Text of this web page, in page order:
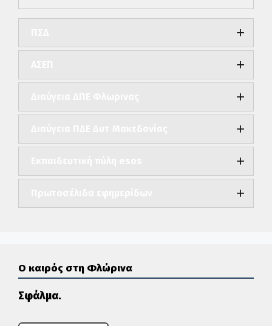
Ο καιρός στη Φλώρινα
Σφάλμα.